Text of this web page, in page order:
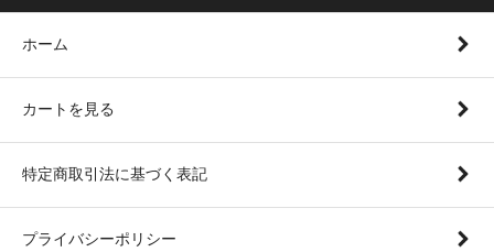
ホーム
カートを見る
特定商取引法に基づく表記
プライバシーポリシー